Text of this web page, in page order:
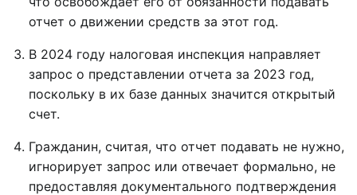
отчет о движении средств за этот год.
В 2024 году налоговая инспекция направляет
запрос о представлении отчета за 2023 год,
поскольку в их базе данных значится открытый
счет.
Гражданин, считая, что отчет подавать не нужно,
игнорирует запрос или отвечает формально, не
предоставляя документального подтверждения